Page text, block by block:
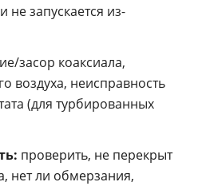
запускается из-
засор коаксиала,
воздуха, неисправность
(для турбированных
проверить, не перекрыт
нет ли обмерзания,